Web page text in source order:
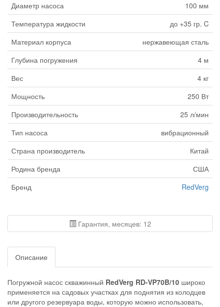
Диаметр насоса
100 мм
Температура жидкости
до +35 гр. C
Материал корпуса
нержавеющая сталь
Глубина погружения
4 м
Вес
4 кг
Мощность
250 Вт
Производительность
25 л/мин
Тип насоса
вибрационный
Страна производитель
Китай
Родина бренда
США
Бренд
RedVerg
Гарантия, месяцев: 12
Описание
Погружной насос скважинный RedVerg RD-VP70B/10 широко
применяется на садовых участках для поднятия из колодцев
или другого резервуара воды, которую можно использовать,